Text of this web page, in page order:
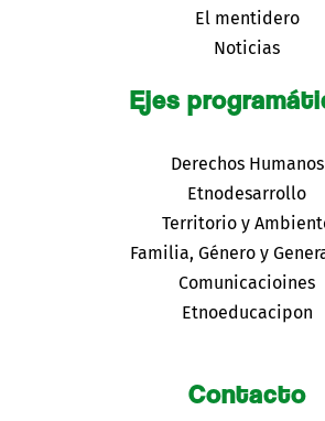
El mentidero
Noticias
Ejes
Derechos Humanos
Etnodesarrollo
Territorio y
Familia, Género y
Comunicacioines
Etnoeducacipon
Contacto